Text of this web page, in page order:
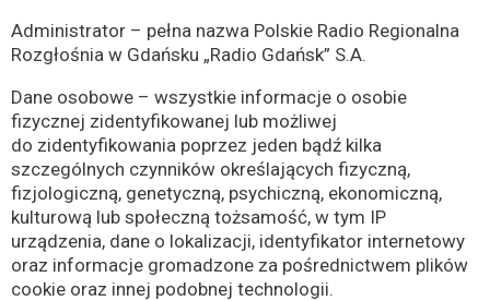
Administrator – pełna nazwa Polskie Radio Regionalna
Rozgłośnia w Gdańsku „Radio Gdańsk” S.A.
Dane osobowe – wszystkie informacje o osobie
fizycznej zidentyfikowanej lub możliwej
do zidentyfikowania poprzez jeden bądź kilka
szczególnych czynników określających fizyczną,
fizjologiczną, genetyczną, psychiczną, ekonomiczną,
kulturową lub społeczną tożsamość, w tym IP
urządzenia, dane o lokalizacji, identyfikator internetowy
oraz informacje gromadzone za pośrednictwem plików
cookie oraz innej podobnej technologii.